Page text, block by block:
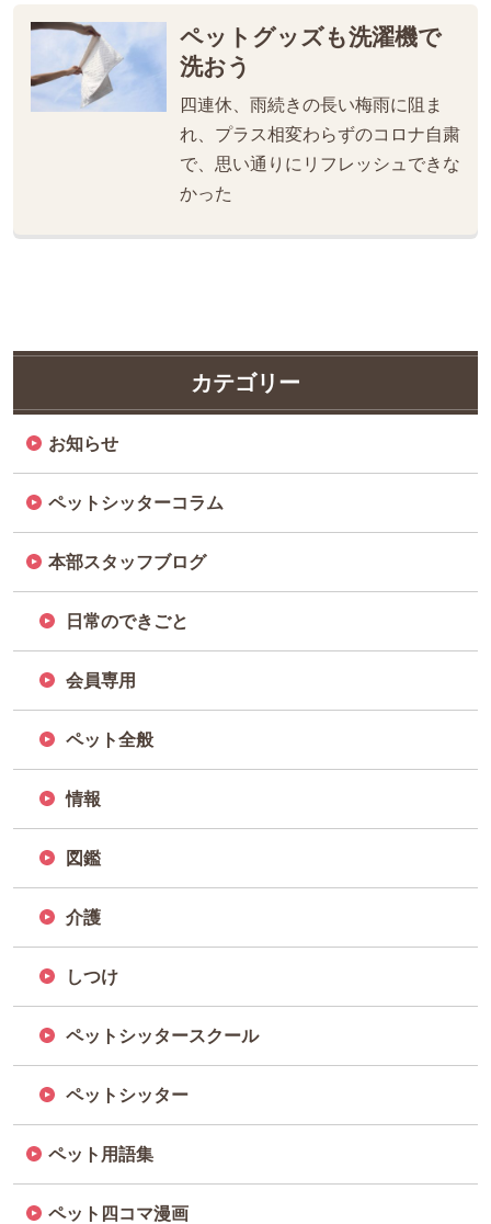
ペットグッズも洗濯機で
洗おう
四連休、雨続きの長い梅雨に阻ま
れ、プラス相変わらずのコロナ自粛
で、思い通りにリフレッシュできな
かった
カテゴリー
お知らせ
ペットシッターコラム
本部スタッフブログ
日常のできごと
会員専用
ペット全般
情報
図鑑
介護
しつけ
ペットシッタースクール
ペットシッター
ペット用語集
ペット四コマ漫画